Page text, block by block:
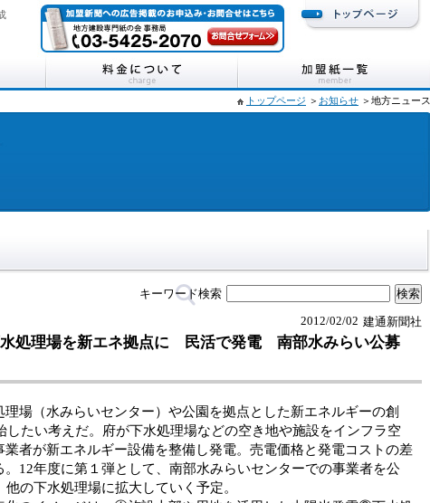
トップページ ＞ お知らせ ＞地方ニュース
キーワード検索
建通新聞社
2012/02/02
処理場を新エネ拠点に 民活で発電 南部水みらい公募
場（水みらいセンター）や公園を拠点とした新エネルギーの創
したい考えだ。府が下水処理場などの空き地や施設をインフラ空
者が新エネルギー設備を整備し発電。売電価格と発電コストの差
12年度に第１弾として、南部水みらいセンターでの事業者を公
の下水処理場に拡大していく予定。